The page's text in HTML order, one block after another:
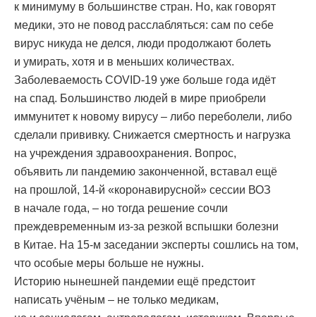
к минимуму в большинстве стран. Но, как говорят
медики, это не повод расслабляться: сам по себе
вирус никуда не делся, люди продолжают болеть
и умирать, хотя и в меньших количествах.
Заболеваемость COVID-19 уже больше года идёт
на спад. Большинство людей в мире приобрели
иммунитет к новому вирусу – либо переболели, либо
сделали прививку. Снижается смертность и нагрузка
на учреждения здравоохранения. Вопрос,
объявить ли пандемию законченной, вставал ещё
на прошлой, 14-й «коронавирусной» сессии ВОЗ
в начале года, – но тогда решение сочли
преждевременным из-за резкой вспышки болезни
в Китае. На 15-м заседании эксперты сошлись на том,
что особые меры больше не нужны.
Историю нынешней пандемии ещё предстоит
написать учёным – не только медикам,